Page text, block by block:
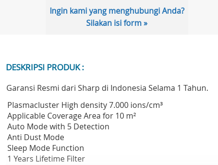
Ingin kami yang menghubungi Anda?
Silakan isi form »
DESKRIPSI PRODUK :
Garansi Resmi dari Sharp di Indonesia Selama 1 Tahun.
Plasmacluster High density 7.000 ions/cm³
Applicable Coverage Area for 10 m²
Auto Mode with 5 Detection
Anti Dust Mode
Sleep Mode Function
1 Years Lifetime Filter